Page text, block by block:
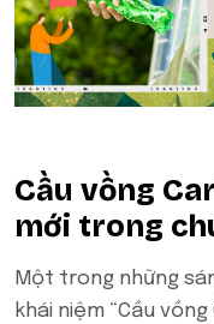
Cầu vồng
mới trong
Một trong những
khái niệm “Cầu